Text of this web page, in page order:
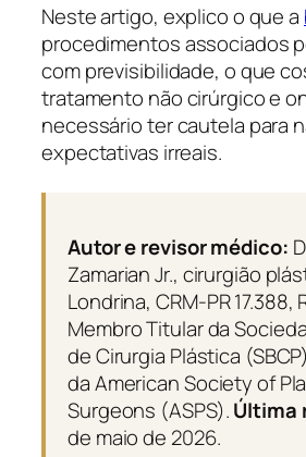
Neste artigo, explico o que a
procedimentos associados
com previsibilidade, o que
tratamento não cirúrgico e
necessário ter cautela para
expectativas irreais.
Autor e revisor médico:
Zamarian Jr., cirurgião
Londrina, CRM-PR 17.388,
Membro Titular da
de Cirurgia Plástica
da American Society of
Surgeons (ASPS).Última
de maio de 2026.